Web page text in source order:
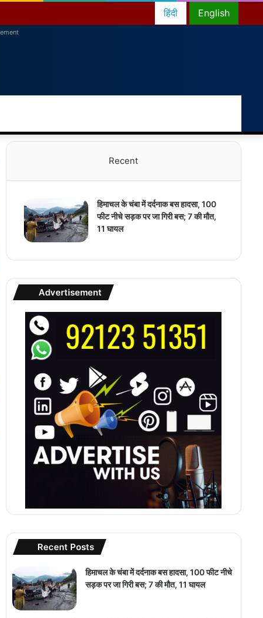
English
हिंदी
for
skin
Recent
हिमाचल के चंबा में दर्दनाक बस हादसा, 100
फीट नीचे सड़क पर जा गिरी बस; 7 की मौत,
11 घायल
Advertisement
Recent Posts
हिमाचल के चंबा में दर्दनाक बस हादसा, 100 फीट नीचे
सड़क पर जा गिरी बस; 7 की मौत, 11 घायल